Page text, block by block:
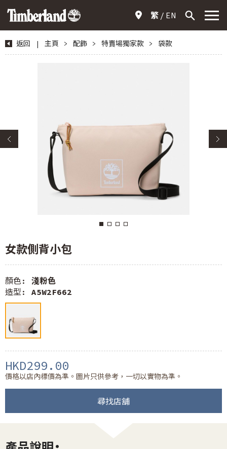
繁 EN
返回 | 主頁 > 配飾 > 特賣場獨家款 > 袋款
女款側背小包
顏色: 淺粉色
造型: A5W2F662
HKD299.00
價格以店內標價為準。圖片只供參考，一切以實物為準。
尋找店舖